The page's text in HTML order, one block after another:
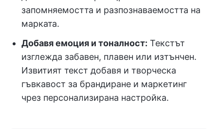
запомняемостта и разпознаваемостта на
марката.
Добавя емоция и тоналност: Текстът
изглежда забавен, плавен или изтънчен.
Извитият текст добавя и творческа
гъвкавост за брандиране и маркетинг
чрез персонализирана настройка.